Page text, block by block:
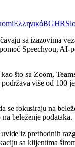
ΕλληνικάBGHR
sa izazovima
Speechyou,
što su Zoom,
više od 100
se fokusiraju na
beleženje podataka.
iz prethodnih
sa klijentima